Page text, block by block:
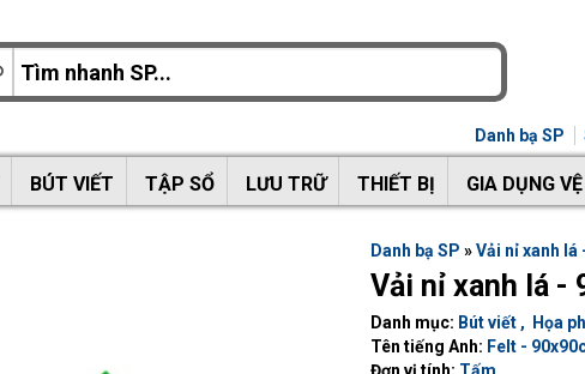
Danh bạ SP
BÚT VIẾT TẬP SỔ LƯU TRỮ THIẾT BỊ GIA DỤNG
Danh bạ SP »Vải nỉ xanh lá
Vải nỉ xanh lá -
Danh mục: Bút viết, Họa
Tên tiếng Anh: Felt -